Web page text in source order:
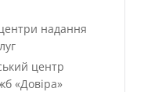
надання
центр
«Довіра»